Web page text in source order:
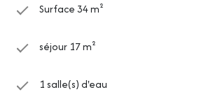
Surface 34 m²
séjour 17 m²
1 salle(s) d'eau